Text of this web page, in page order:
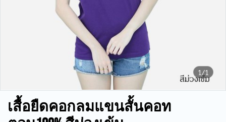
1/1
เสื้อยืดคอกลมแขนสั้นคอท